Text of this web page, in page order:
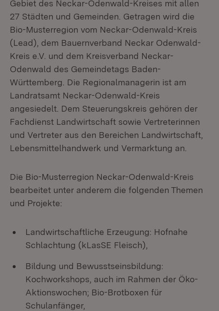
Gebiet des Neckar-Odenwald-Kreises mit allen
27 Städten und Gemeinden. Getragen wird die
Bio-Musterregion vom Neckar-Odenwald-Kreis
(Lead), dem Bauernverband Neckar Odenwald-
Kreis e.V. und dem Kreisverband Neckar-
Odenwald des Gemeindetags Baden-
Württemberg. Die Regionalmanagerin ist am
Landratsamt Neckar-Odenwald-Kreis
angesiedelt. Dem Steuerungskreis gehören der
Fachdienst Landwirtschaft sowie Vertreterinnen
und Vertreter aus den Bereichen Landwirtschaft,
Lebensmittelhandwerk und Vermarktung an.
Die Bio-Musterregion Neckar-Odenwald-Kreis
bearbeitet unter anderem die folgenden Themen
und Projekte:
Landwirtschaftliche Erzeugung: Hofnahe
Schlachtung (kLasSE Fleisch),
Bildung und Bewusstseinsbildung:
Kochworkshops, auch im Rahmen der Öko-
Aktionswochen; Bio-Brotboxen für
Schulanfänger,